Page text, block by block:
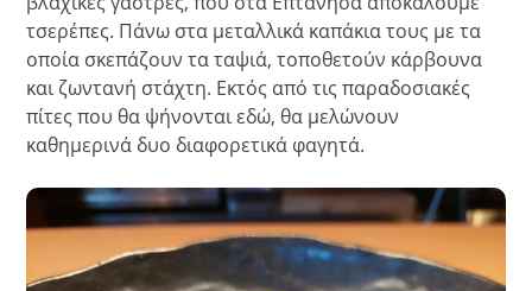
τσερέπες. Πάνω στα μεταλλικά καπάκια τους με τα
οποία σκεπάζουν τα ταψιά, τοποθετούν κάρβουνα
και ζωντανή στάχτη. Εκτός από τις παραδοσιακές
πίτες που θα ψήνονται εδώ, θα μελώνουν
καθημερινά δυο διαφορετικά φαγητά.